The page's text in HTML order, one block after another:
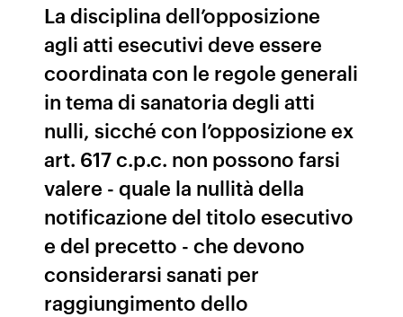
La disciplina dell’opposizione
agli atti esecutivi deve essere
coordinata con le regole generali
in tema di sanatoria degli atti
nulli, sicché con l’opposizione ex
art. 617 c.p.c. non possono farsi
valere - quale la nullità della
notificazione del titolo esecutivo
e del precetto - che devono
considerarsi sanati per
raggiungimento dello